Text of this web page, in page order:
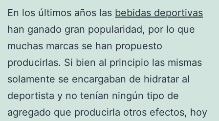
En los últimos años las bebidas deportivas
han ganado gran popularidad, por lo que
muchas marcas se han propuesto
producirlas. Si bien al principio las mismas
solamente se encargaban de hidratar al
deportista y no tenían ningún tipo de
agregado que producirla otros efectos, hoy